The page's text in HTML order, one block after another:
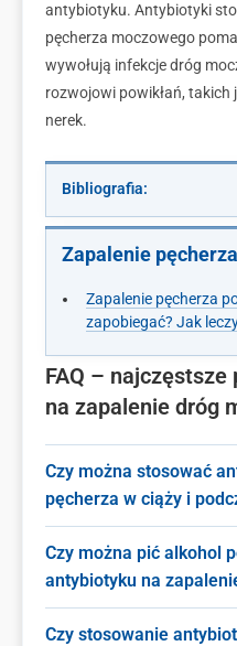
antybiotyku. Antybiotyki
pęcherza moczowego
wywołują infekcje dróg
rozwojowi powikłań, takich
nerek.
Bibliografia:
Zapalenie
Zapalenie pęcherza
zapobiegać? Jak
FAQ –
na zapalenie dróg
Czy można stosować
pęcherza w ciąży i
Czy można pić alkohol
antybiotyku na
Czy stosowanie